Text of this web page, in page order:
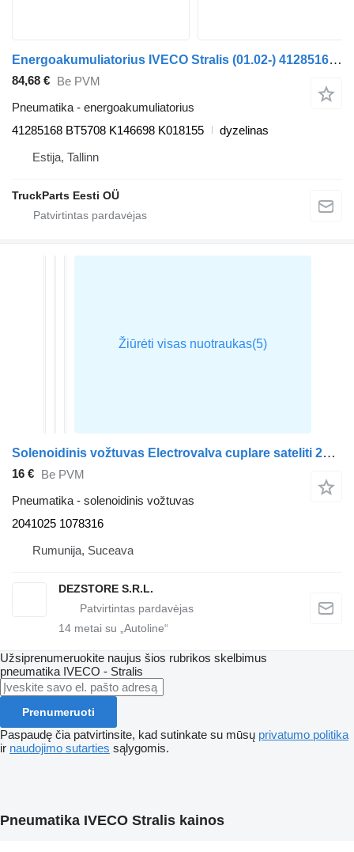
Energoakumuliatorius IVECO Stralis (01.02-) 41285168 vilkiko IVECO Stralis, Trakker (2002-)
84,68 € Be PVM
Pneumatika - energoakumuliatorius
41285168 BT5708 K146698 K018155
dyzelinas
Estija, Tallinn
TruckParts Eesti OÜ
Solenoidinis vožtuvas Electrovalva cuplare sateliti 2041025 vilkiko IVECO STRALIS
16 €
Be PVM
Pneumatika - solenoidinis vožtuvas
2041025 1078316
Rumunija, Suceava
DEZSTORE S.R.L.
14 metai su „Autoline“
Užsiprenumeruokite naujus šios rubrikos skelbimus
pneumatika IVECO - Stralis
Prenumeruoti
Paspaudę čia patvirtinsite, kad sutinkate su mūsų privatumo politika
ir naudojimo sutarties sąlygomis.
Pneumatika IVECO Stralis kainos